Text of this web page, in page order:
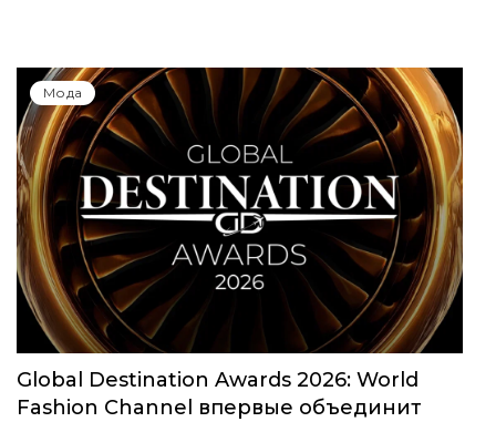
Мода
Global Destination Awards 2026: World
Fashion Channel впервые объединит